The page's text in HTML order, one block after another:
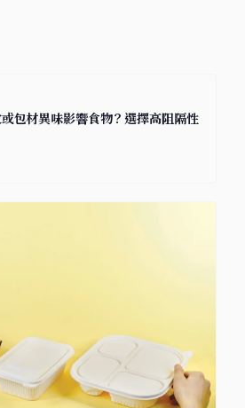
包材異味影響食物？選擇高阻隔性